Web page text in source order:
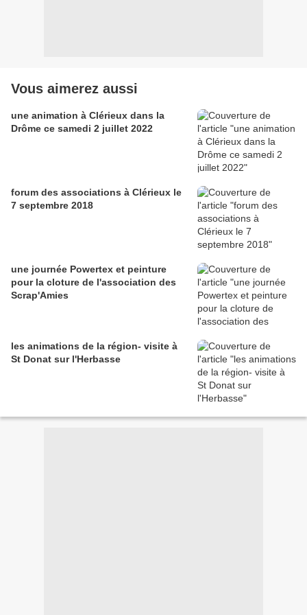
Vous aimerez aussi
une animation à Clérieux dans la
Drôme ce samedi 2 juillet 2022
forum des associations à Clérieux le
7 septembre 2018
une journée Powertex et peinture
pour la cloture de l'association des
Scrap'Amies
les animations de la région- visite à
St Donat sur l'Herbasse